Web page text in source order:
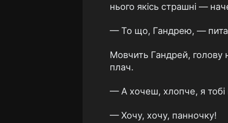
нього якісь страшні —
— То що, Гандрею, —
Мовчить Гандрей,
плач.
— А хочеш, хлопче, я тобі
— Хочу, хочу, панночку!